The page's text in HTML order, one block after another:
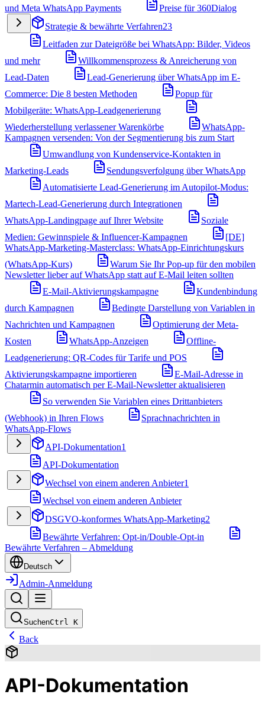
und Meta WhatsApp Payments
Preise für 360Dialog
Strategie & bewährte Verfahren23
Leitfaden zur Dateigröße bei WhatsApp: Bilder, Videos
und mehr
Willkommensprozess & Anreicherung von
Lead-Daten
Lead-Generierung über WhatsApp im E-
Commerce: Die 8 besten Methoden
Popup für
Mobilgeräte: WhatsApp-Leadgenerierung
Wiederherstellung verlassener Warenkörbe
WhatsApp-
Kampagnen versenden: Von der Segmentierung bis zum Start
Umwandlung von Kundenservice-Kontakten in
Marketing-Leads
Sendungsverfolgung über WhatsApp
Automatisierte Lead-Generierung im Autopilot-Modus:
Martech-Lead-Generierung durch Integrationen
WhatsApp-Landingpage auf Ihrer Website
Soziale
Medien: Gewinnspiele & Influencer-Kampagnen
[DE]
WhatsApp-Marketing-Masterclass: WhatsApp-Einrichtungskurs
(WhatsApp-Kurs)
Warum Sie Ihr Pop-up für den mobilen
Newsletter lieber auf WhatsApp statt auf E-Mail leiten sollten
E-Mail-Aktivierungskampagne
Kundenbindung
durch Kampagnen
Bedingte Darstellung von Variablen in
Nachrichten und Kampagnen
Optimierung der Meta-
Kosten
WhatsApp-Anzeigen
Offline-
Leadgenerierung: QR-Codes für Tarife und POS
Aktivierungskampagne importieren
E-Mail-Adresse in
Chatarmin automatisch per E-Mail-Newsletter aktualisieren
So verwenden Sie Variablen eines Drittanbieters
(Webhook) in Ihren Flows
Sprachnachrichten in
WhatsApp-Flows
API-Dokumentation1
API-Dokumentation
Wechsel von einem anderen Anbieter1
Wechsel von einem anderen Anbieter
DSGVO-konformes WhatsApp-Marketing2
Bewährte Verfahren: Opt-in/Double-Opt-in
Bewährte Verfahren – Abmeldung
Deutsch
Admin-Anmeldung
SuchenCtrl K
Back
API-Dokumentation